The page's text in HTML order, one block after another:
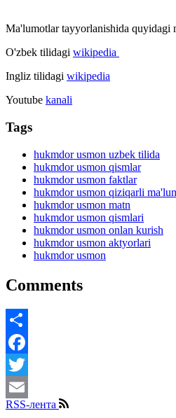
Ma'lumotlar tayyorlanishida quyidagi
O'zbek tilidagi wikipedia
Ingliz tilidagi wikipedia
Youtube kanali
Tags
hukmdor usmon uzbek tilida
hukmdor usmon qismlar
hukmdor usmon faktlar
hukmdor usmon qiziqarli
hukmdor usmon matn
hukmdor usmon qismlari
hukmdor usmon onlan kurish
hukmdor usmon aktyorlari
hukmdor usmon
Comments
Share
Facebook
Twitter
Email
RSS-лента